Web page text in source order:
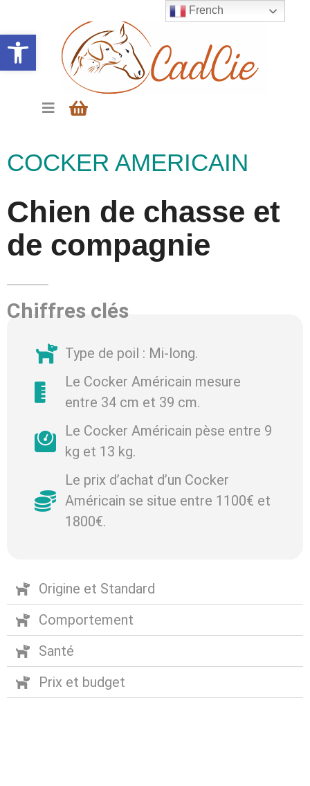
Ouvrir la barre d’outils
COCKER AMERICAIN
Chien de chasse et
de compagnie
Chiffres clés
Type de poil : Mi-long.
Le Cocker Américain mesure
entre 34 cm et 39 cm.
Le Cocker Américain pèse entre 9
kg et 13 kg.
Le prix d’achat d’un Cocker
Américain se situe entre 1100€ et
1800€.
Origine et Standard
Comportement
Santé
Prix et budget
French